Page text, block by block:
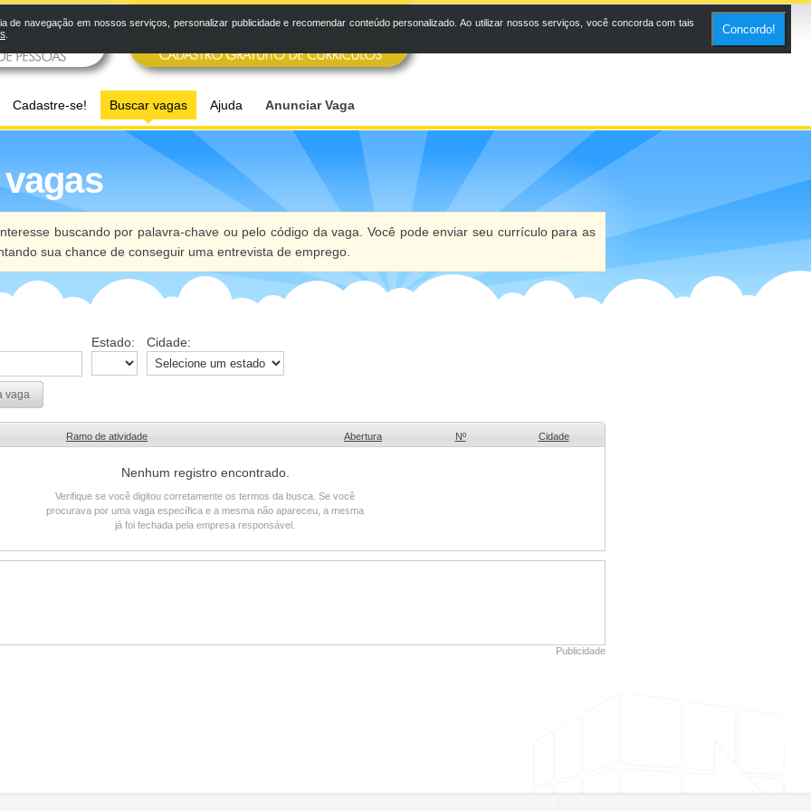
Cadastre-se! Buscar vagas Ajuda Anunciar Vaga
buscando por palavra-chave ou pelo código da vaga. Você pode enviar seu currículo para as
sua chance de conseguir uma entrevista de emprego.
Estado: Cidade:
vaga
Ramo de atividade Abertura Nº Cidade
Nenhum registro encontrado.
Verifique se você digitou corretamente os termos da busca. Se você
procurava por uma vaga específica e a mesma não apareceu, a mesma
já foi fechada pela empresa responsável.
Publicidade
navegação em nossos serviços, personalizar publicidade e recomendar conteúdo personalizado. Ao utilizar nossos serviços, você concorda com tais
Concordo!